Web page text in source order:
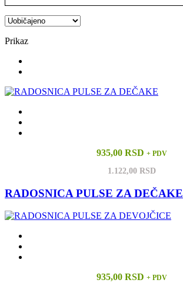
Prikaz
935,00 RSD + PDV
1.122,00 RSD
RADOSNICA PULSE ZA DEČAKE
935,00 RSD + PDV